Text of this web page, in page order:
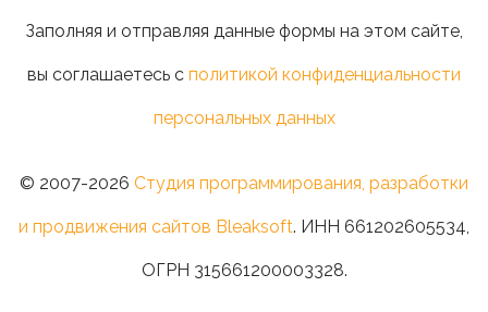
Заполняя и отправляя данные формы на этом сайте,
вы соглашаетесь с политикой конфиденциальности
персональных данных
© 2007-2026 Студия программирования, разработки
и продвижения сайтов Bleaksoft. ИНН 661202605534,
ОГРН 315661200003328.